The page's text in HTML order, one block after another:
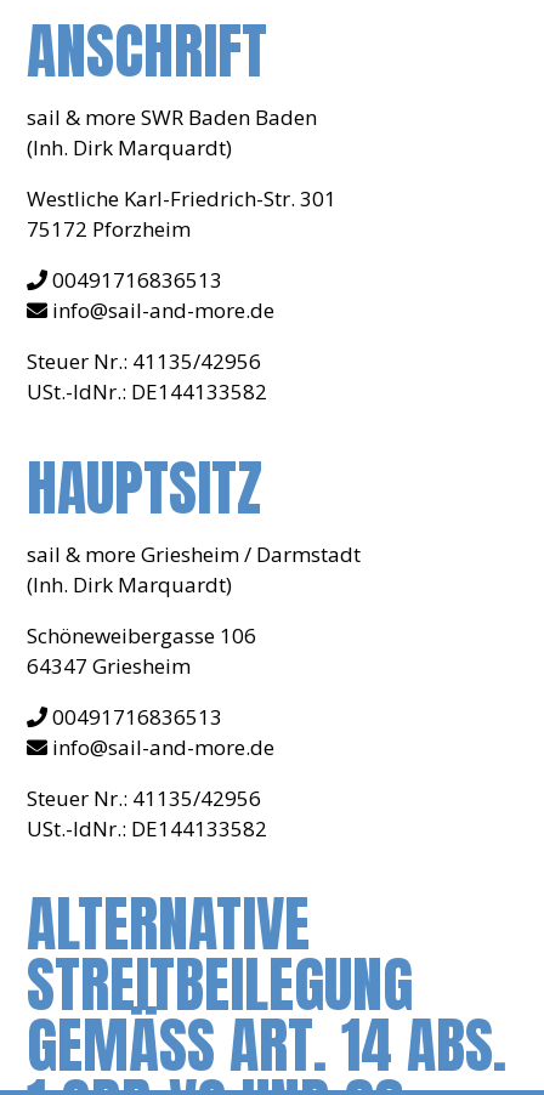
ANSCHRIFT
sail & more SWR Baden Baden
(Inh. Dirk Marquardt)
Westliche Karl-Friedrich-Str. 301
75172 Pforzheim
00491716836513
info@sail-and-more.de
Steuer Nr.: 41135/42956
USt.-IdNr.: DE144133582
HAUPTSITZ
sail & more Griesheim / Darmstadt
(Inh. Dirk Marquardt)
Schöneweibergasse 106
64347 Griesheim
00491716836513
info@sail-and-more.de
Steuer Nr.: 41135/42956
USt.-IdNr.: DE144133582
ALTERNATIVE
STREITBEILEGUNG
GEMÄSS ART. 14 ABS. 1